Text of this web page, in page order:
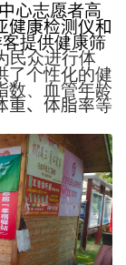
心志愿者高
健康检测仪和
提供健康筛
民众进行体
了个性化的健
数、血管年龄
重、体脂率等